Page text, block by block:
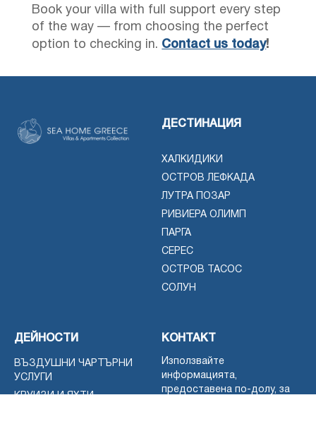
Book your villa with full support every step
of the way — from choosing the perfect
option to checking in. Contact us today!
ДЕСТИНАЦИЯ
ХАЛКИДИКИ
ОСТРОВ ЛЕФКАДА
ЛУТРА ПОЗАР
РИВИЕРА ОЛИМП
ПАРГА
СЕРЕС
ОСТРОВ ТАСОС
СОЛУН
ДЕЙНОСТИ
ВЪЗДУШНИ ЧАРТЪРНИ
УСЛУГИ
КРУИЗИ И ЯХТИ
КОНТАКТ
Използвайте
информацията,
предоставена по-долу, за